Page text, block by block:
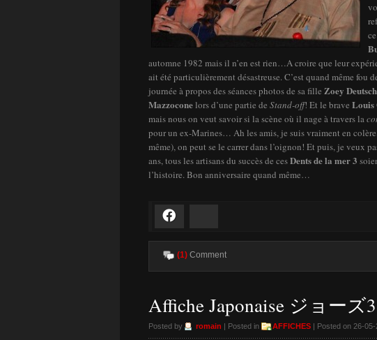
automne 1982 mais il n’en est rien…A croire que leur
ait été particulièrement désastreuse. C’est quand même fou
journée à propos des séances photos de sa fille Zoey Deutsch
Mazzoconelors d’une partie de Stand-off! Et le brave Louis
mais nous on veut savoir si la scène où il nage à travers la
pour un ex-Marines… Ah les amis, je suis vraiment en
même), on peut se le carrer dans l’oignon! Et puis, je veux
ans, tous les artisans du succès de cesDents de la mer 3
l’histoire. Bon anniversaire quand même…
(1) Comment
Affiche Japonaise ジョーズ3
Posted by romain | Posted in AFFICHES | Posted on 26-05-